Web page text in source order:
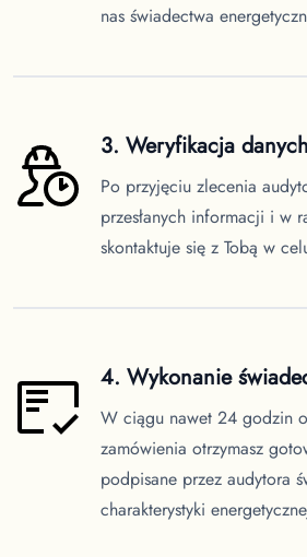
nas świadectwa
3. Weryfikacja danych
Po przyjęciu zlecenia
przesłanych informacji i w
skontaktuje się z Tobą w
4. Wykonanie
W ciągu nawet 24 godzin
zamówienia otrzymasz
podpisane przez audytora
charakterystyki